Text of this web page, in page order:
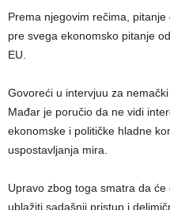
Prema njegovim rečima,
pre svega ekonomsko pitanje
EU.
Govoreći u intervjuu za
Mađar je poručio da ne vidi
ekonomske i političke hladne
uspostavljanja mira.
Upravo zbog toga smatra da
ublažiti sadašnji pristup i